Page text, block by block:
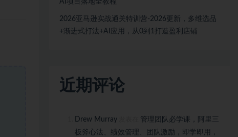
AI项目落地全教程
2026亚马逊实战通关特训营-2026更新，多维选品
+渐进式打法+AI应用，从0到1打造盈利店铺
近期评论
Drew Murray
管理团队必学课，阿里三
板斧心法、绩效管理、团队激励，即学即用，